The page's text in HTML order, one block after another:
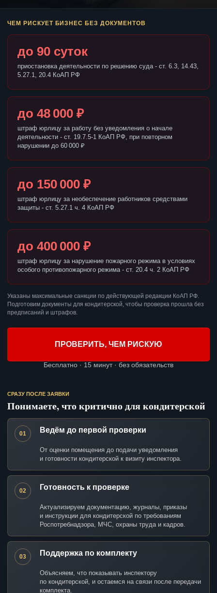
ЧЕМ РИСКУЕТ БИЗНЕС БЕЗ ДОКУМЕНТОВ
до 90 суток
приостановка деятельности по решению суда - ст. 6.3, 14.43,
5.27.1, 20.4 КоАП РФ
до 48 000 ₽
штраф юрлицу за работу без уведомления о начале
деятельности - ст. 19.7.5-1 КоАП РФ, при повторном
нарушении до 60 000 ₽
до 150 000 ₽
штраф юрлицу за необеспечение работников средствами
защиты - ст. 5.27.1 ч. 4 КоАП РФ
до 400 000 ₽
штраф юрлицу за нарушение пожарного режима в условиях
особого противопожарного режима - ст. 20.4 ч. 2 КоАП РФ
Указаны максимальные санкции по действующей редакции КоАП РФ.
Подготовим документы для кондитерской, чтобы проверка прошла без
предписаний и штрафов.
ПРОВЕРИТЬ, ЧЕМ РИСКУЮ
Бесплатно · 15 минут · без обязательств
СРАЗУ ПОСЛЕ ЗАЯВКИ
Понимаете, что критично для кондитерской
01 Ведём до первой проверки
От оценки помещения до подачи уведомления
и готовности кондитерской к визиту инспектора.
02 Готовность к проверке
Актуализируем документацию, журналы, приказы
и инструкции для кондитерской по требованиям
Роспотребнадзора, МЧС, охраны труда и кадров.
03 Поддержка по комплекту
Объясняем, что показывать инспектору
по кондитерской, и остаемся на связи после передачи
комплекта.